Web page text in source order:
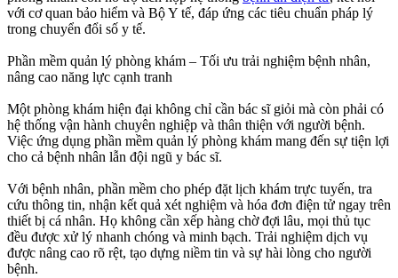
với cơ quan bảo hiểm và Bộ Y tế, đáp ứng các tiêu chuẩn pháp lý
trong chuyển đổi số y tế.
Phần mềm quản lý phòng khám – Tối ưu trải nghiệm bệnh nhân,
nâng cao năng lực cạnh tranh
Một phòng khám hiện đại không chỉ cần bác sĩ giỏi mà còn phải có
hệ thống vận hành chuyên nghiệp và thân thiện với người bệnh.
Việc ứng dụng phần mềm quản lý phòng khám mang đến sự tiện lợi
cho cả bệnh nhân lẫn đội ngũ y bác sĩ.
Với bệnh nhân, phần mềm cho phép đặt lịch khám trực tuyến, tra
cứu thông tin, nhận kết quả xét nghiệm và hóa đơn điện tử ngay trên
thiết bị cá nhân. Họ không cần xếp hàng chờ đợi lâu, mọi thủ tục
đều được xử lý nhanh chóng và minh bạch. Trải nghiệm dịch vụ
được nâng cao rõ rệt, tạo dựng niềm tin và sự hài lòng cho người
bệnh.